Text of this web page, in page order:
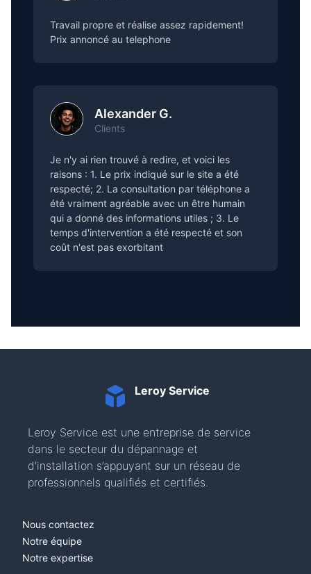
Travail propre et réalise assez rapidement!
Prix annoncé au telephone
Alexander G.
Clients
Je n'y ai rien trouvé à redire, et voici les
raisons : 1. Le prix indiqué sur le site a été
respecté; 2. La consultation par téléphone a
été vraiment agréable avec un être humain
qui a donné des informations utiles ; 3. Le
temps d'intervention a été respecté et son
coût n'est pas exorbitant
Leroy Service
Leroy Service est une entreprise de service
dans le secteur du dépannage et
d'installation s’appuyant sur un réseau de
professionnels qualifiés et certifiés.
Nous contactez
Notre équipe
Notre expertise